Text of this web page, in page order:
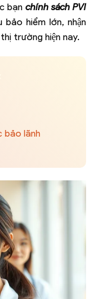
bạn chính sách PVI
bảo hiểm lớn, nhận
trường hiện nay.
bảo lãnh